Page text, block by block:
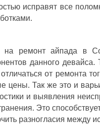
исправят все
на ремонт айпада в
данного
отличаться от ремонта
цены. Так же это и
и выявления
Это
разногласия между